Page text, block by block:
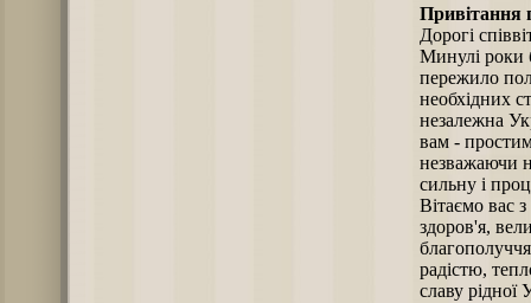
Привітання
Дорогі
Минулі роки
пережило
необхідних
незалежна
вам -
незважаючи
сильну і
Вітаємо вас
здоров'я,
радістю,
славу рідної